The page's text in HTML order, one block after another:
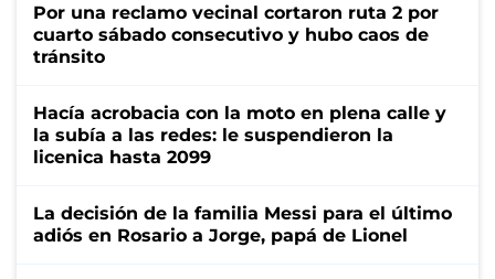
Por una reclamo vecinal cortaron ruta 2 por
cuarto sábado consecutivo y hubo caos de
tránsito
Hacía acrobacia con la moto en plena calle y
la subía a las redes: le suspendieron la
licenica hasta 2099
La decisión de la familia Messi para el último
adiós en Rosario a Jorge, papá de Lionel